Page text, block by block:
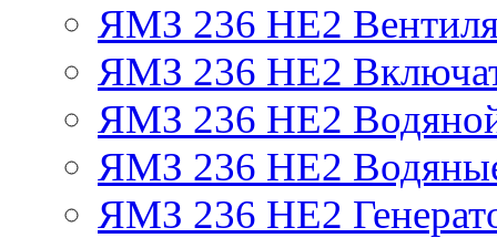
ЯМЗ 236 НЕ2
ЯМЗ 236 НЕ2
ЯМЗ 236 НЕ2
ЯМЗ 236 НЕ2
ЯМЗ 236 НЕ2